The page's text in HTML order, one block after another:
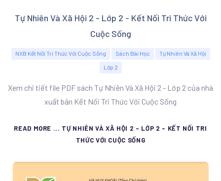
Tự Nhiên Và Xã Hội 2 - Lớp 2 - Kết Nối Tri Thức Với
Cuộc Sống
NXB Kết Nối Tri Thức Với Cuộc Sống Sách Bài Học
Tự Nhiên Và Xã Hội
Lớp 2
Xem chi tiết file PDF sách Tự Nhiên Và Xã Hội 2 - Lớp 2 của nhà
xuất bản Kết Nối Tri Thức Với Cuộc Sống
READ MORE ... TỰ NHIÊN VÀ XÃ HỘI 2 - LỚP 2 - KẾT NỐI TRI
THỨC VỚI CUỘC SỐNG